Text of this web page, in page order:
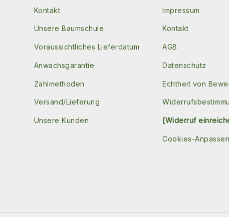
Kontakt
Unsere Baumschule
Voraussichtliches Lieferdatum
Anwachsgarantie
Zahlmethoden
Versand/Lieferung
Unsere Kunden
Impressum
Kontakt
AGB
Datenschutz
Echtheit von
[Widerruf
Cookies-Anpassen